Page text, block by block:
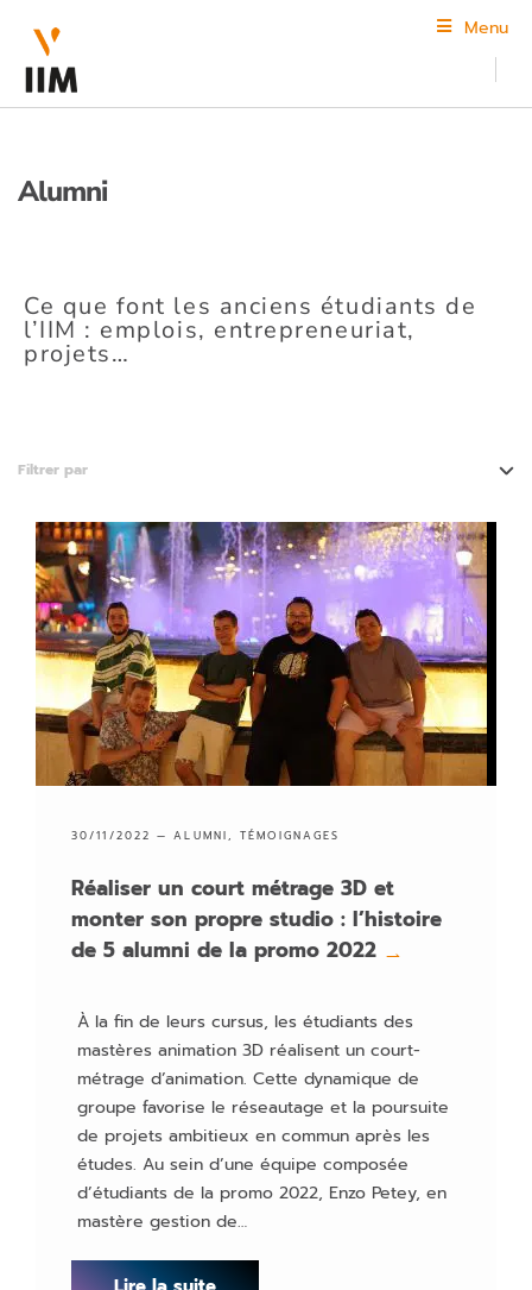
Menu
Alumni
Ce que font les anciens étudiants de
l’IIM : emplois, entrepreneuriat,
projets…
Filtrer par
Audiovisuel
Coding & Digital Innovation
Création et design
Jeu vidéo
L'école
Marketing & Communication Digitale
30/11/2022 —ALUMNI,TÉMOIGNAGES
Réaliser un court métrage 3D et
monter son propre studio : l’histoire
de 5 alumni de la promo 2022 →
À la fin de leurs cursus, les étudiants des
mastères animation 3D réalisent un court-
métrage d’animation. Cette dynamique de
groupe favorise le réseautage et la poursuite
de projets ambitieux en commun après les
études. Au sein d’une équipe composée
d’étudiants de la promo 2022, Enzo Petey, en
mastère gestion de…